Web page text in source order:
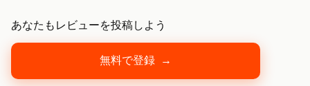
あなたもレビューを投稿しよう
無料で登録 →